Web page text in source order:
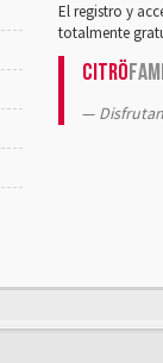
El registro y
totalmente
Citrö